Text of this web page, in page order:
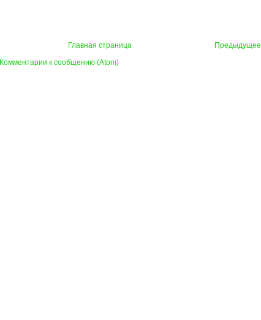
Предыдущее
Главная страница
Комментарии к сообщению (Atom)